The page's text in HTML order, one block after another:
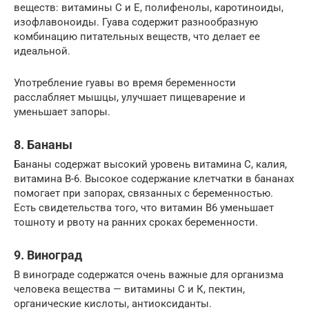
веществ: витамины С и Е, полифенолы, каротиноиды,
изофлавоноиды. Гуава содержит разнообразную
комбинацию питательных веществ, что делает ее
идеальной.
Употребление гуавы во время беременности
расслабляет мышцы, улучшает пищеварение и
уменьшает запоры.
8. Бананы
Бананы содержат высокий уровень витамина С, калия,
витамина В-6. Высокое содержание клетчатки в бананах
помогает при запорах, связанных с беременностью.
Есть свидетельства того, что витамин B6 уменьшает
тошноту и рвоту на ранних сроках беременности.
9. Виноград
В винограде содержатся очень важные для организма
человека вещества — витамины С и К, пектин,
органические кислоты, антиоксиданты.